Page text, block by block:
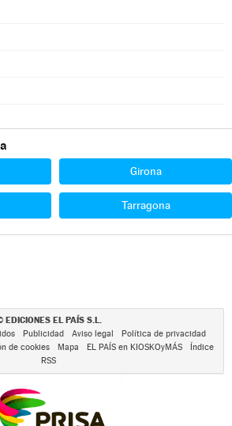
Girona
Tarragona
EDICIONES EL PAÍS S.L.
Publicidad Aviso legal
Política de privacidad
de cookies Mapa EL PAÍS en KIOSKOyMÁS
Índice
RSS